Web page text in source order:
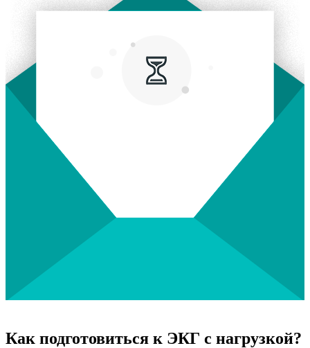
Как подготовиться к ЭКГ с нагрузкой?